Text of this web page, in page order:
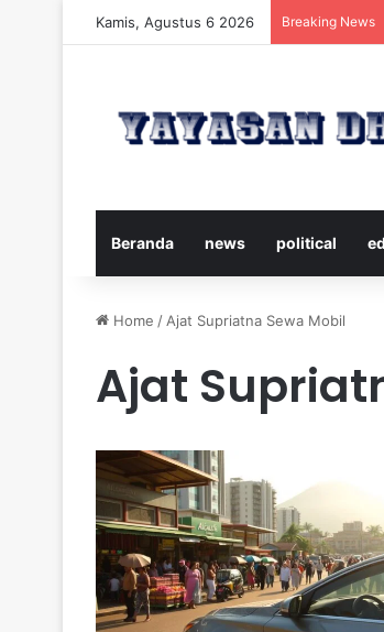
Kamis, Agustus 6 2026 Breaking News
Beranda news political
Home / Ajat Supriatna Sewa Mobil
Ajat